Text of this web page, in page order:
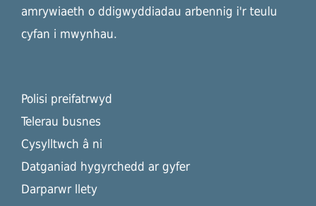
amrywiaeth o ddigwyddiadau arbennig i'r teulu
cyfan i mwynhau.
Polisi preifatrwyd
Telerau busnes
Cysylltwch â ni
Datganiad hygyrchedd ar gyfer
Darparwr llety